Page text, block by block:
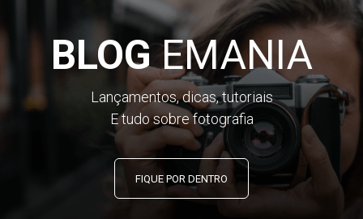
BLOGEMANIA
Lançamentos, dicas, tutoriais
E tudo sobre fotografia
FIQUE POR DENTRO